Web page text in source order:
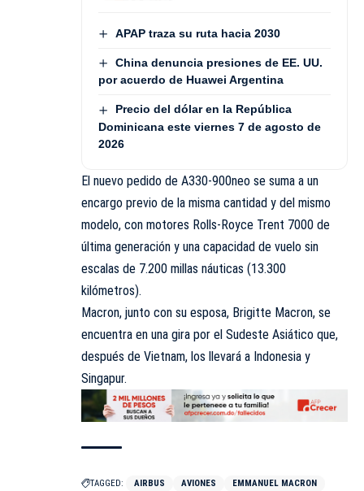
APAP traza su ruta hacia 2030
China denuncia presiones de EE. UU.
por acuerdo de Huawei Argentina
Precio del dólar en la República
Dominicana este viernes 7 de agosto de
2026
El nuevo pedido de A330-900neo se suma a un
encargo previo de la misma cantidad y del mismo
modelo, con motores Rolls-Royce Trent 7000 de
última generación y una capacidad de vuelo sin
escalas de 7.200 millas náuticas (13.300
kilómetros).
Macron, junto con su esposa, Brigitte Macron, se
encuentra en una gira por el Sudeste Asiático que,
después de Vietnam, los llevará a Indonesia y
Singapur.
TAGGED: AIRBUS AVIONES EMMANUEL MACRON